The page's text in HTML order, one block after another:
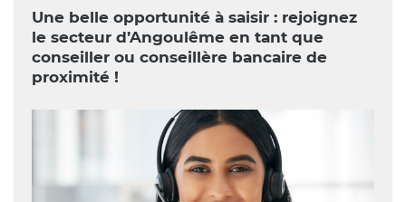
Une belle opportunité à saisir : rejoignez
le secteur d’Angoulême en tant que
conseiller ou conseillère bancaire de
proximité !